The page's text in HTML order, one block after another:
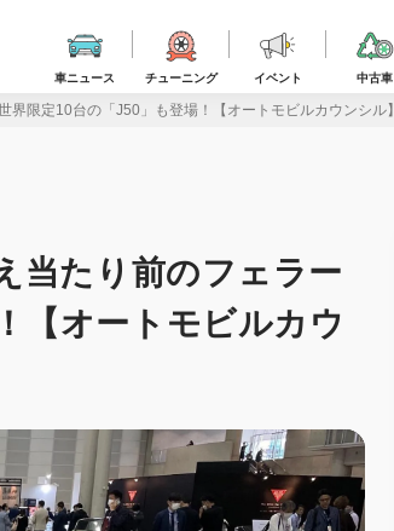
車ニュース チューニング イベント 中古車
限定10台の「J50」も登場！【オートモビルカウンシル】
当たり前のフェラー
【オートモビルカウ